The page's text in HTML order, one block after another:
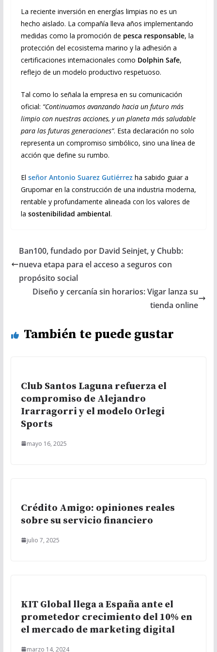
La reciente inversión en energías limpias no es un
hecho aislado. La compañía lleva años implementando
medidas como la promoción de pesca responsable, la
protección del ecosistema marino y la adhesión a
certificaciones internacionales como Dolphin Safe,
reflejo de un modelo productivo respetuoso.
Tal como lo señala la empresa en su comunicación
oficial: “Continuamos avanzando hacia un futuro más
limpio con nuestras acciones, y un planeta más saludable
para las futuras generaciones”. Esta declaración no solo
representa un compromiso simbólico, sino una línea de
acción que define su rumbo.
El señor Antonio Suarez Gutiérrezha sabido guiar a
Grupomar en la construcción de una industria moderna,
rentable y profundamente alineada con los valores de
la sostenibilidad ambiental.
Ban100, fundado por David Seinjet, y Chubb:
nueva etapa para el acceso a seguros con
propósito social
Diseño y cercanía sin horarios: Vigar lanza su
tienda online
También te puede gustar
Club Santos Laguna refuerza el
compromiso de Alejandro
Irarragorri y el modelo Orlegi
Sports
mayo 16, 2025
Crédito Amigo: opiniones reales
sobre su servicio financiero
julio 7, 2025
KIT Global llega a España ante el
prometedor crecimiento del 10% en
el mercado de marketing digital
marzo 14, 2024